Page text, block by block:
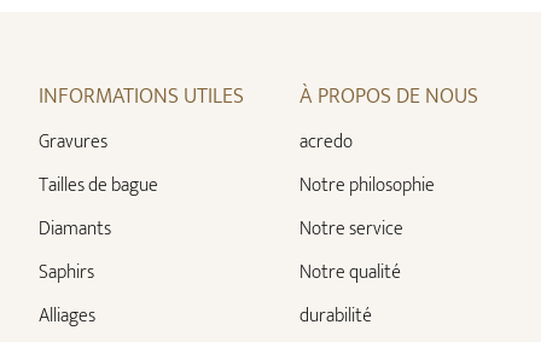
INFORMATIONS UTILES
Gravures
Tailles de bague
Diamants
Saphirs
Alliages
À PROPOS DE NOUS
acredo
Notre philosophie
Notre service
Notre qualité
durabilité